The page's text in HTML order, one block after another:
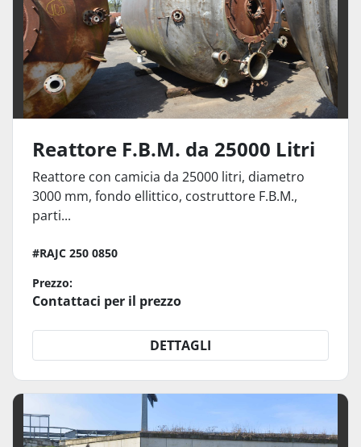
Reattore F.B.M. da 25000 Litri
Reattore con camicia da 25000 litri, diametro
3000 mm, fondo ellittico, costruttore F.B.M.,
parti...
#RAJC 250 0850
Prezzo:
Contattaci per il prezzo
DETTAGLI